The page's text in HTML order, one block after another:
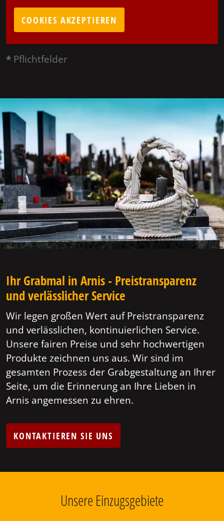
COOKIES AKZEPTIEREN
* Pflichtfelder
Ihr Grabmal in Arnis - Preistransparenz
und verlässlicher Service
Wir legen großen Wert auf Preistransparenz
und verlässlichen, kontinuierlichen Service.
Unsere fairen Preise und sehr hochwertigen
Produkte zeichnen uns aus. Wir sind im
gesamten Prozess der Grabgestaltung an Ihrer
Seite, um die Erinnerung an Ihre Lieben in
Arnis angemessen zu ehren.
KONTAKTIEREN SIE UNS
Unsere Einzugsgebiete